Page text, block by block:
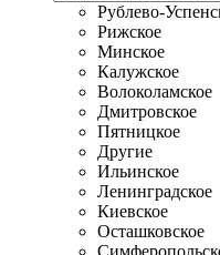
Рублево-
Рижское
Минское
Калужское
Волоколамское
Дмитровское
Пятницкое
Другие
Ильинское
Ленинградское
Киевское
Осташковское